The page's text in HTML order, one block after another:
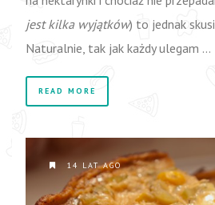
jest kilka wyjątków) to jednak
Naturalnie, tak jak każdy ulegam …
READ MORE
14 LAT AGO